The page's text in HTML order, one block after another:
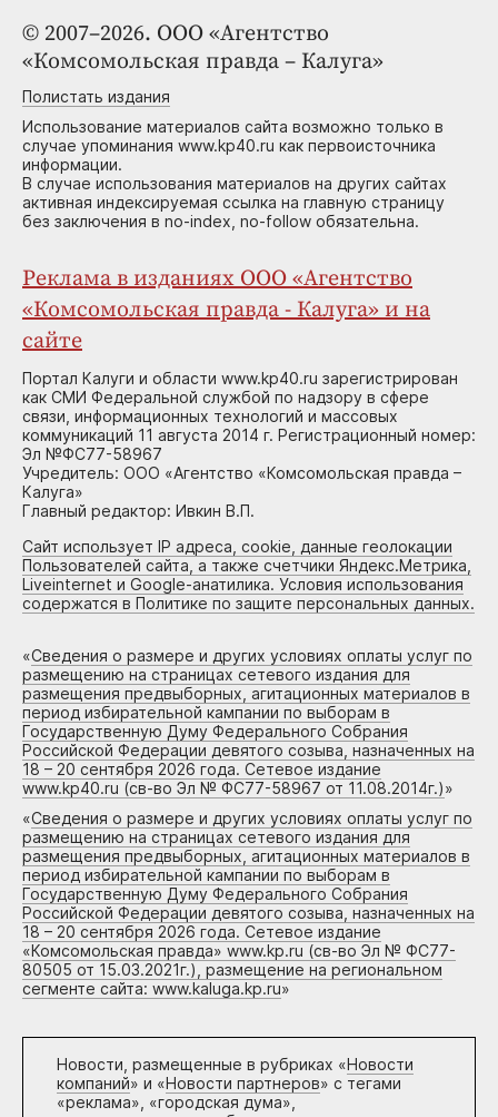
© 2007–2026. ООО «Агентство
«Комсомольская правда – Калуга»
Полистать издания
Использование материалов сайта возможно только в
случае упоминания www.kp40.ru как первоисточника
информации.
В случае использования материалов на других сайтах
активная индексируемая ссылка на главную страницу
без заключения в no-index, no-follow обязательна.
Реклама в изданиях ООО «Агентство
«Комсомольская правда - Калуга» и на
сайте
Портал Калуги и области www.kp40.ru зарегистрирован
как СМИ Федеральной службой по надзору в сфере
связи, информационных технологий и массовых
коммуникаций 11 августа 2014 г. Регистрационный номер:
Эл №ФС77-58967
Учредитель: ООО «Агентство «Комсомольская правда –
Калуга»
Главный редактор: Ивкин В.П.
Сайт использует IP адреса, cookie, данные геолокации
Пользователей сайта, а также счетчики Яндекс.Метрика,
Liveinternet и Google-анатилика. Условия использования
содержатся в Политике по защите персональных данных.
«Сведения о размере и других условиях оплаты услуг по
размещению на страницах сетевого издания для
размещения предвыборных, агитационных материалов в
период избирательной кампании по выборам в
Государственную Думу Федерального Собрания
Российской Федерации девятого созыва, назначенных на
18 – 20 сентября 2026 года. Сетевое издание
www.kp40.ru (св-во Эл № ФС77-58967 от 11.08.2014г.)»
«Сведения о размере и других условиях оплаты услуг по
размещению на страницах сетевого издания для
размещения предвыборных, агитационных материалов в
период избирательной кампании по выборам в
Государственную Думу Федерального Собрания
Российской Федерации девятого созыва, назначенных на
18 – 20 сентября 2026 года. Сетевое издание
«Комсомольская правда» www.kp.ru (св-во Эл № ФС77-
80505 от 15.03.2021г.), размещение на региональном
сегменте сайта: www.kaluga.kp.ru»
Новости, размещенные в рубриках «Новости
компаний» и «Новости партнеров» с тегами
«реклама», «городская дума»,